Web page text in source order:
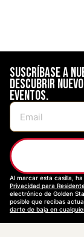
Suscríbase a
descubrir
eventos.
Al marcar esta casilla,
Privacidad para
electrónico de Golden
posible que recibas
darte de baja en